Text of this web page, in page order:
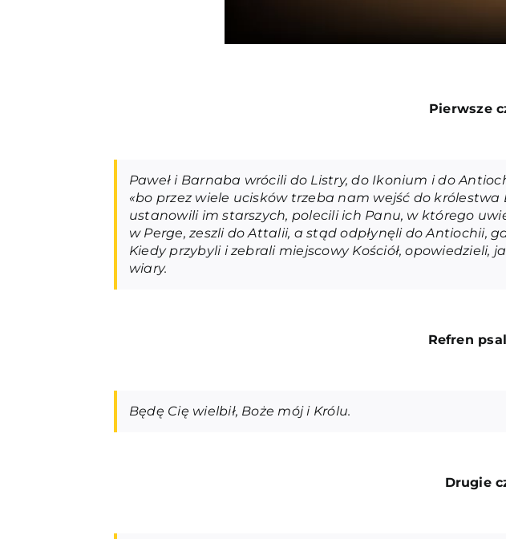
Pierwsze
Paweł i Barnaba wrócili do Listry, do Ikonium i do
«bo przez wiele ucisków trzeba nam wejść do
ustanowili im starszych, polecili ich Panu, w którego
w Perge, zeszli do Attalii, a stąd odpłynęli do Antiochii,
Kiedy przybyli i zebrali miejscowy Kościół, opowiedzieli,
wiary.
Refren
Będę Cię wielbił, Boże mój i Królu.
Drugie